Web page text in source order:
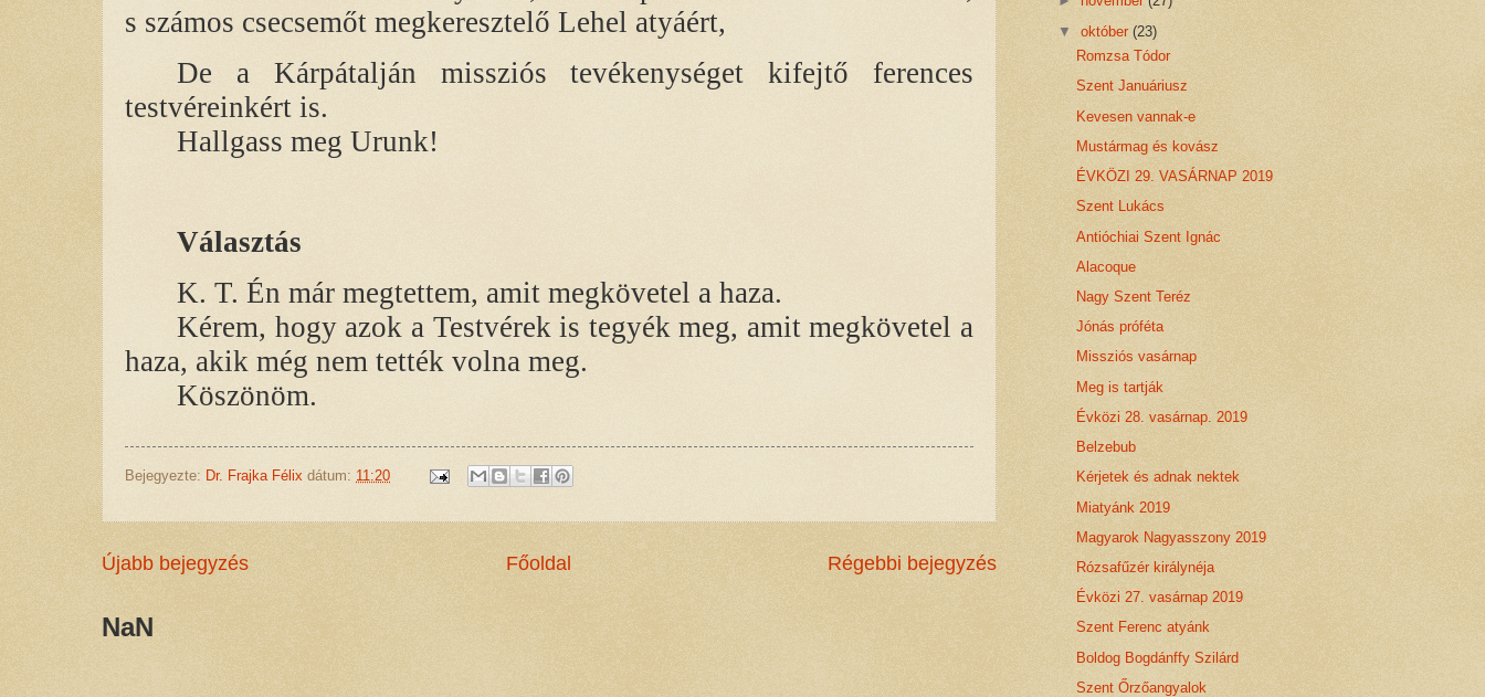
s számos csecsemőt megkeresztelő Lehel atyáért,
De a Kárpátalján missziós tevékenységet kifejtő ferences
testvéreinkért is.
Hallgass meg Urunk!
Választás
K. T. Én már megtettem, amit megkövetel a haza.
Kérem, hogy azok a Testvérek is tegyék meg, amit megkövetel a
haza, akik még nem tették volna meg.
Köszönöm.
Bejegyezte: Dr. Frajka Félix dátum: 11:20
Újabb bejegyzés Régebbi bejegyzés
Főoldal
NaN
▼október(23)
Romzsa Tódor
Szent Januáriusz
Kevesen vannak-e
Mustármag és kovász
ÉVKÖZI 29. VASÁRNAP 2019
Szent Lukács
Antióchiai Szent Ignác
Alacoque
Nagy Szent Teréz
Jónás próféta
Missziós vasárnap
Meg is tartják
Évközi 28. vasárnap. 2019
Belzebub
Kérjetek és adnak nektek
Miatyánk 2019
Magyarok Nagyasszony 2019
Rózsafűzér királynéja
Évközi 27. vasárnap 2019
Szent Ferenc atyánk
Boldog Bogdánffy Szilárd
Szent Őrzőangyalok